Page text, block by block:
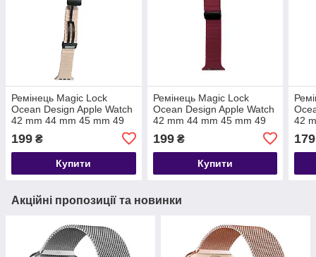
Ремінець Magic Lock
Ocean Design Apple Watch
42 mm 44 mm 45 mm 49
199 ₴
Купити
Ремінець Magic Lock
Ocean Design Apple Watch
42 mm 44 mm 45 mm 49
199₴
Купити
42
179
Акційні пропозиції та новинки